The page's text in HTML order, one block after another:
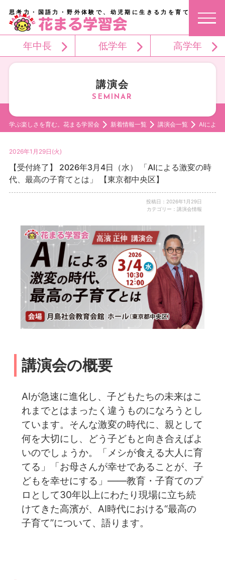
思考力・国語力・野外体験で、幼児期に生きる力を育てる。
年中長 低学年 高学年
講演会
学ぶ楽しさを育む。花まる学習会 新着情報一覧 講演会一覧 AIによる
2026年1月29日(火)
【受付終了】 2026年3月4日（水） 「AIによる激変の時
代、最高の子育てとは」 【東京都中央区】
投稿日：2026年1月29日
カテゴリー：講演会情報
講演会の概要
AIが急速に進化し、子どもたちの未来はこ
れまでとはまったく違うものになろうとし
ています。そんな激変の時代に、親として
何を大切にし、どう子どもと向き合えばよ
いのでしょうか。「メシが食える大人に育
てる」「お母さんが幸せであることが、子
どもを幸せにする」——教育・子育てのプ
ロとして30年以上にわたり現場に立ち続
けてきた高濱が、AI時代における“最高の
子育て”について、語ります。